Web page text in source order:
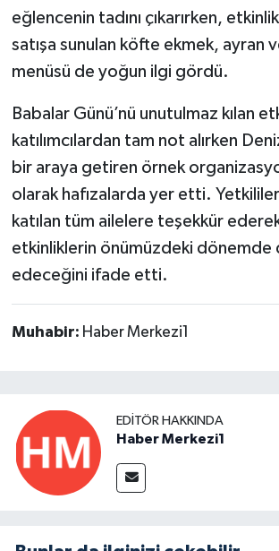
eğlencenin tadını çıkarırken,
satışa sunulan köfte ekmek, ayran
menüsü de yoğun ilgi gördü.
Babalar Günü’nü unutulmaz kılan
katılımcılardan tam not alırken
bir araya getiren örnek
olarak hafızalarda yer etti.
katılan tüm ailelere teşekkür
etkinliklerin önümüzdeki dönemde
edeceğini ifade etti.
Muhabir: Haber Merkezi1
EDITÖR HAKKINDA
Haber Merkezi1